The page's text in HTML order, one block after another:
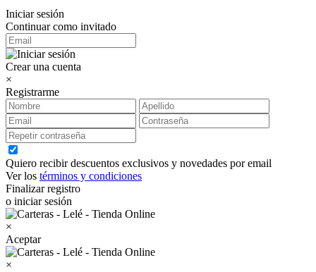
Iniciar sesión
Continuar como invitado
Crear una cuenta
×
Registrarme
Quiero recibir descuentos exclusivos y novedades por email
Ver los términos y condiciones
Finalizar registro
o iniciar sesión
×
Aceptar
×